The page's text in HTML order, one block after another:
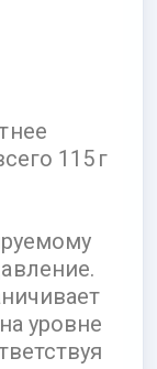
115 г
уровне